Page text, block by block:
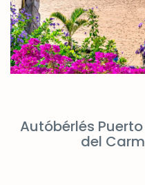
Autóbérlés
del